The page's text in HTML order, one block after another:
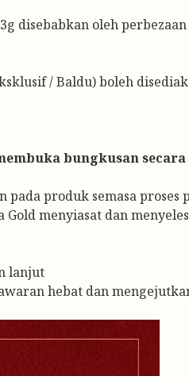
disebabkan oleh
/ Baldu) boleh
bungkusan
produk semasa proses
menyiasat dan
lanjut
hebat dan